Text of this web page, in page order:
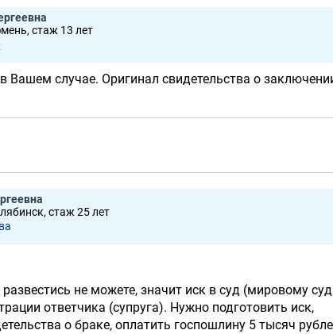
стаж 13 лет
Вашем случае. Оригинал свидетельства о
стаж 25 лет
не можете, значит иск в суд (мировому
ответчика (супруга). Нужно подготовить иск,
о браке, оплатить госпошлину 5 тысяч